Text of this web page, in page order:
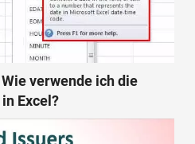
Wie verwende ich die
Excel?